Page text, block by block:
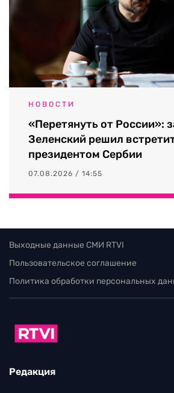
НОВОСТИ
«Перетянуть от России»:
Зеленский решил
президентом Сербии
07.08.2026 / 14:55
Выходные данные СМИ RTVI
Пользовательское соглашение
Политика обработки персональных
Редакция